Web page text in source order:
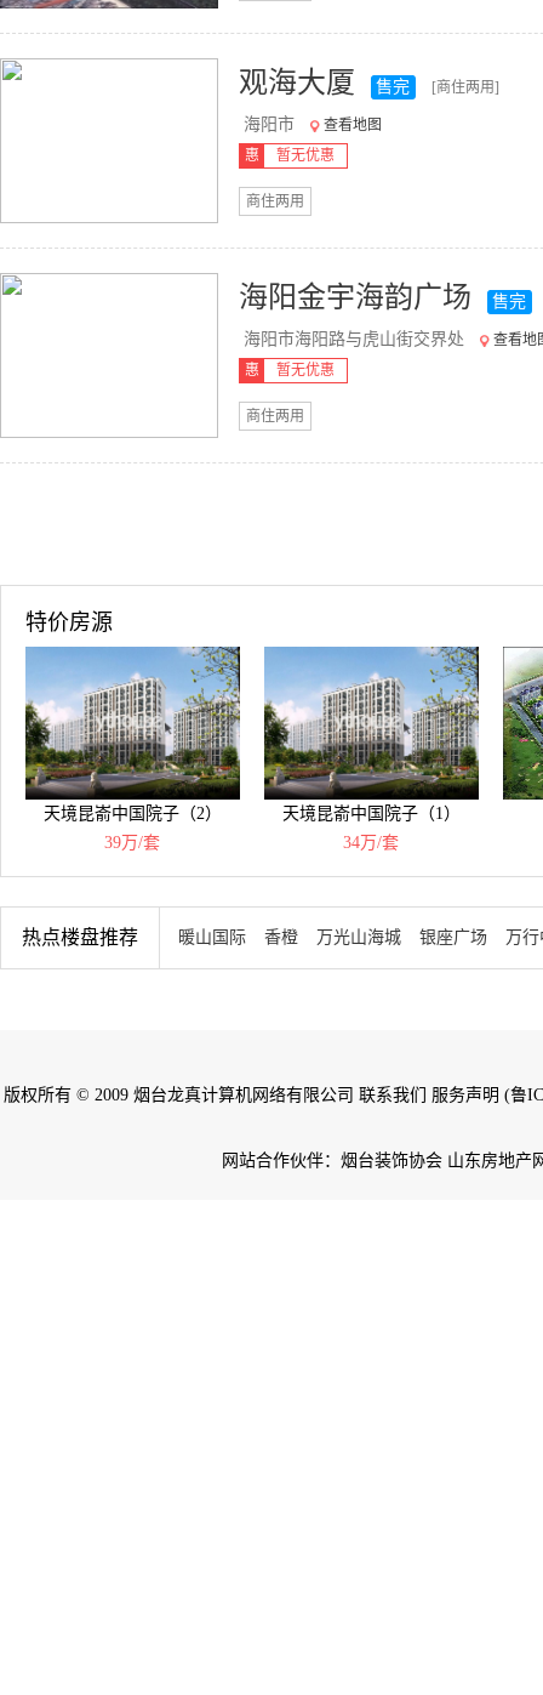
观海大厦 售完 [商住两用]
海阳市
查看地图
惠
暂无优惠
商住两用
海阳金宇海韵广场 售完
海阳市海阳路与虎山街交界处
查看地
惠
暂无优惠
商住两用
特价房源
天境昆嵛中国院子（2）
39万/套
天境昆嵛中国院子（1）
34万/套
热点楼盘推荐 暖山国际 香橙 万光山海城 银座广场 万
版权所有 © 2009 烟台龙真计算机网络有限公司 联系我们 服务声明 (鲁
网站合作伙伴：烟台装饰协会 山东房地